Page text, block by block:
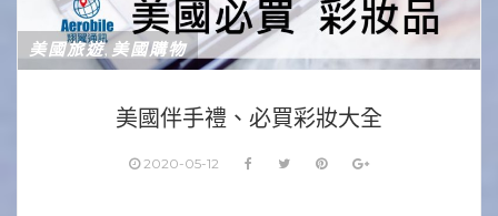
美國旅遊, 美國購物
美國伴手禮、必買彩妝大全
2020-05-12